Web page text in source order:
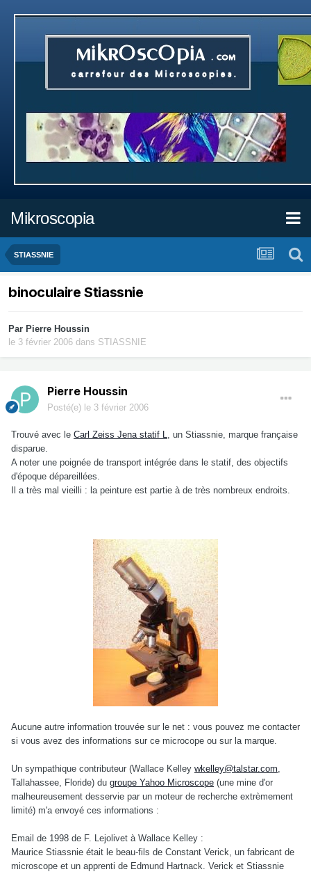
Mikroscopia
STIASSNIE
binoculaire Stiassnie
Par Pierre Houssin
le 3 février 2006 dans STIASSNIE
Pierre Houssin
Posté(e) le 3 février 2006
Trouvé avec le Carl Zeiss Jena statif L, un Stiassnie, marque française
disparue.
A noter une poignée de transport intégrée dans le statif, des objectifs
d'époque dépareillées.
Il a très mal vieilli : la peinture est partie à de très nombreux endroits.
Aucune autre information trouvée sur le net : vous pouvez me contacter
si vous avez des informations sur ce microcope ou sur la marque.
Un sympathique contributeur (Wallace Kelley wkelley@talstar.com,
Tallahassee, Floride) du groupe Yahoo Microscope (une mine d'or
malheureusement desservie par un moteur de recherche extrèmement
limité) m'a envoyé ces informations :
Email de 1998 de F. Lejolivet à Wallace Kelley :
Maurice Stiassnie était le beau-fils de Constant Verick, un fabricant de
microscope et un apprenti de Edmund Hartnack. Verick et Stiassnie